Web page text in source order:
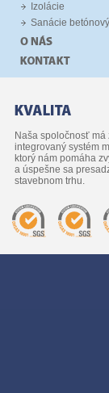
Izolácie
Sanácie
Naša spoločnosť má
integrovaný systém
ktorý nám pomáha
a úspešne sa
stavebnom trhu.